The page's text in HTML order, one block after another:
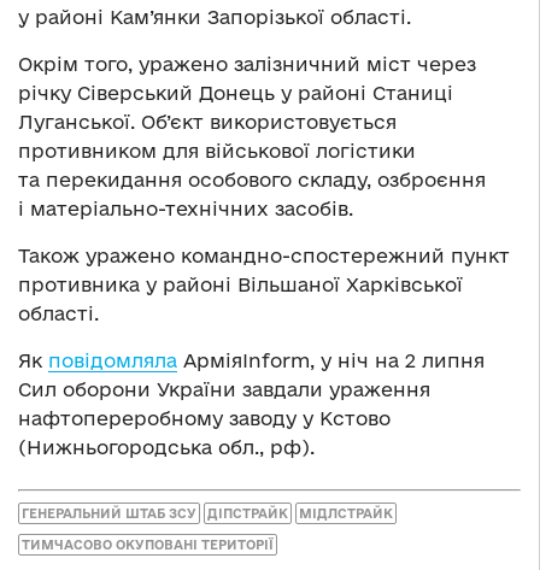
у районі Кам’янки Запорізької області.
Окрім того, уражено залізничний міст через
річку Сіверський Донець у районі Станиці
Луганської. Об’єкт використовується
противником для військової логістики
та перекидання особового складу, озброєння
і матеріально-технічних засобів.
Також уражено командно-спостережний пункт
противника у районі Вільшаної Харківської
області.
Як повідомляла АрміяInform, у ніч на 2 липня
Сил оборони України завдали ураження
нафтопереробному заводу у Кстово
(Нижньогородська обл., рф).
ГЕНЕРАЛЬНИЙ ШТАБ ЗСУ ДІПСТРАЙК МІДЛСТРАЙК
ТИМЧАСОВО ОКУПОВАНІ ТЕРИТОРІЇ